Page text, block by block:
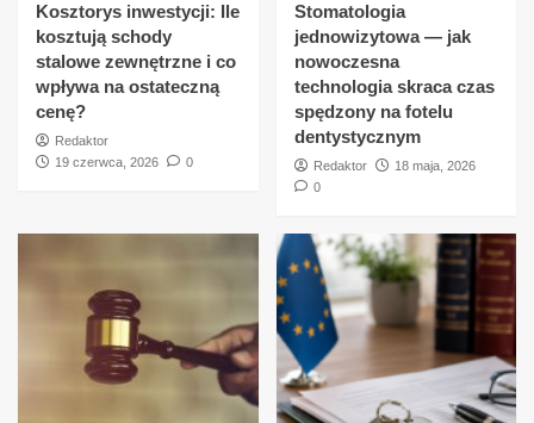
Kosztorys inwestycji: Ile
kosztują schody
stalowe zewnętrzne i co
wpływa na ostateczną
cenę?
Redaktor
19 czerwca, 2026
0
Stomatologia
jednowizytowa — jak
nowoczesna
technologia skraca czas
spędzony na fotelu
dentystycznym
Redaktor
18 maja, 2026
0